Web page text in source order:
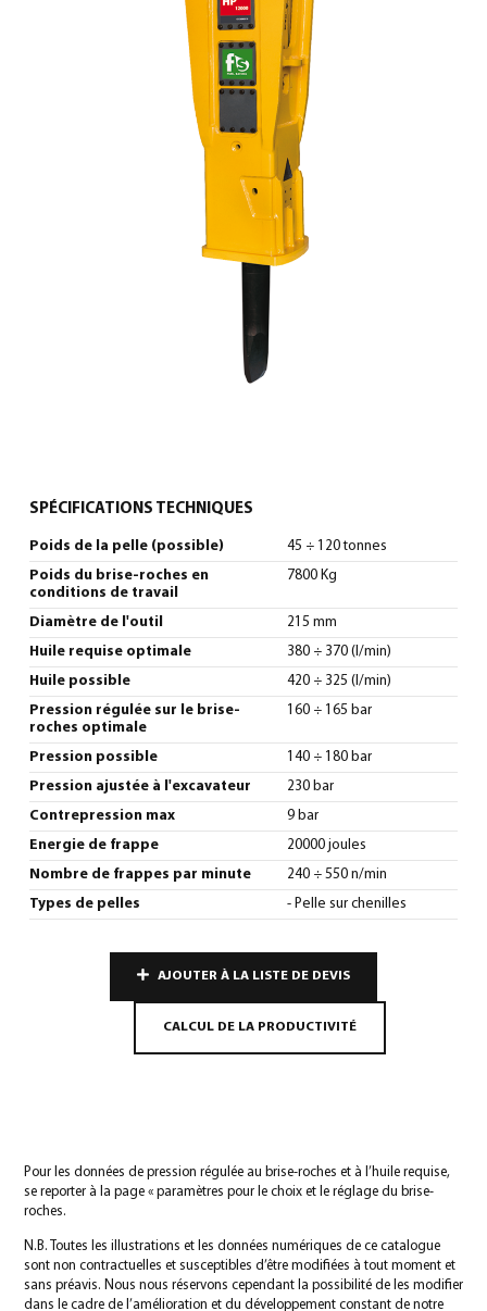
SPÉCIFICATIONS TECHNIQUES
Poids de la pelle (possible) 45 ÷ 120 tonnes
Poids du brise-roches en
conditions de travail
7800 Kg
Diamètre de l'outil 215 mm
Huile requise optimale 380 ÷ 370 (l/min)
Huile possible 420 ÷ 325 (l/min)
Pression régulée sur le brise-
roches optimale
160 ÷ 165 bar
Pression possible 140 ÷ 180 bar
Pression ajustée à l'excavateur 230 bar
Contrepression max 9 bar
Energie de frappe 20000 joules
Nombre de frappes par minute 240 ÷ 550 n/min
Types de pelles - Pelle sur chenilles
AJOUTER À LA LISTE DE DEVIS
CALCUL DE LA PRODUCTIVITÉ
Pour les données de pression régulée au brise-roches et à l’huile requise,
se reporter à la page « paramètres pour le choix et le réglage du brise-
roches.
N.B. Toutes les illustrations et les données numériques de ce catalogue
sont non contractuelles et susceptibles d’être modifiées à tout moment et
sans préavis. Nous nous réservons cependant la possibilité de les modifier
dans le cadre de l’amélioration et du développement constant de notre